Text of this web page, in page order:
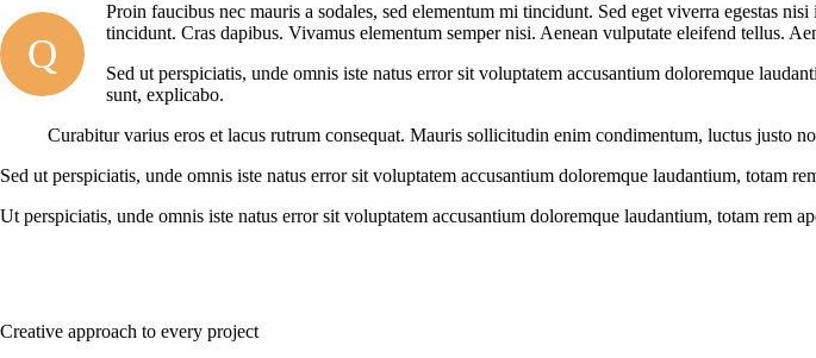
Q
Proin faucibus nec mauris a sodales, sed elementum mi tincidunt. Sed eget viverra egestas
tincidunt. Cras dapibus. Vivamus elementum semper nisi. Aenean vulputate eleifend tellus.
Sed ut perspiciatis, unde omnis iste natus error sit voluptatem accusantium doloremque
sunt, explicabo.
Curabitur varius eros et lacus rutrum consequat. Mauris sollicitudin enim condimentum, luctus justo
Sed ut perspiciatis, unde omnis iste natus error sit voluptatem accusantium doloremque laudantium, totam
Ut perspiciatis, unde omnis iste natus error sit voluptatem accusantium doloremque laudantium, totam rem
Creative approach to every project